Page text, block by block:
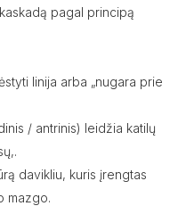
pagal principą
linija arba „nugara prie
/ antrinis) leidžia katilų
davikliu, kuris įrengtas
mazgo.